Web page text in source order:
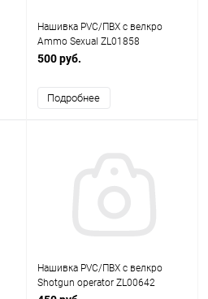
Нашивка PVC/ПВХ с велкро
Ammo Sexual ZL01858
500 руб.
Подробнее
Нашивка PVC/ПВХ с велкро
Shotgun operator ZL00642